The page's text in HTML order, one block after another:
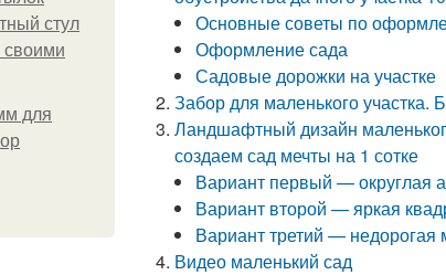
стул
своими
для
Основные советы по
Оформление сада
Садовые дорожки на участке
Забор для маленького
Ландшафтный дизайн
создаем сад мечты на 1 сотке
Вариант первый — округлая
Вариант второй — яркая
Вариант третий — недорогая
Видео маленький сад